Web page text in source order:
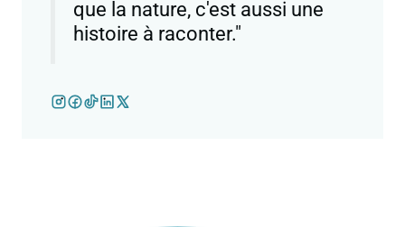
que la nature, c'est aussi une
histoire à raconter."